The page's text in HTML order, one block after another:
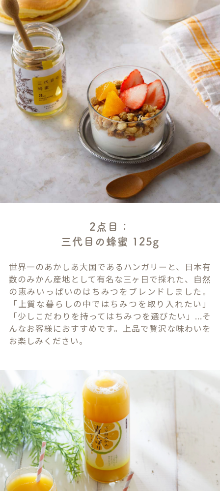
2点目：
三代目の蜂蜜 125g
世界一のあかしあ大国であるハンガリーと、日本有
数のみかん産地として有名な三ヶ日で採れた、自然
の恵みいっぱいのはちみつをブレンドしました。
「上質な暮らしの中ではちみつを取り入れたい」
「少しこだわりを持ってはちみつを選びたい」...そ
んなお客様におすすめです。上品で贅沢な味わいを
お楽しみください。